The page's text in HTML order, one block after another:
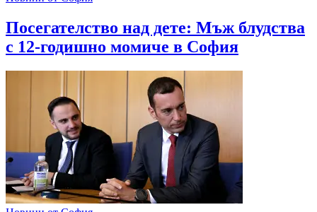
Посегателство над дете: Мъж блудства
с 12-годишно момиче в София